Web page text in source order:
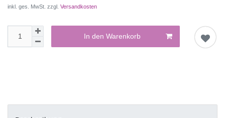
inkl. ges. MwSt. zzgl. Versandkosten
In den Warenkorb